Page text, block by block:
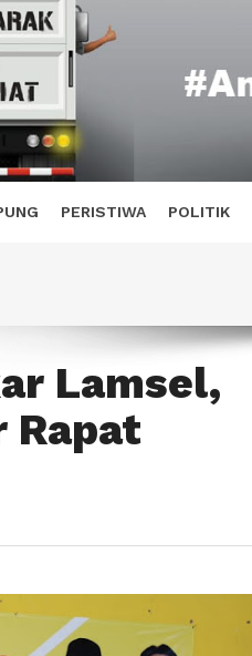
PERISTIWA POLITIK
Lamsel,
Rapat